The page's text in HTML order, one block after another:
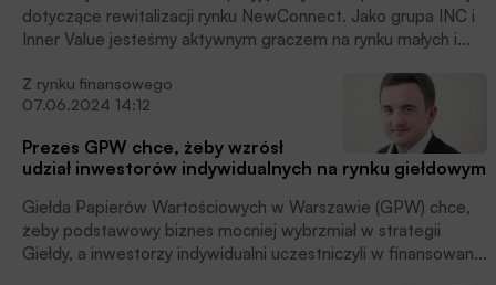
dotyczące rewitalizacji rynku NewConnect. Jako grupa INC i
Inner Value jesteśmy aktywnym graczem na rynku małych i
rynku NewConnect. Widzimy szereg barier, które w ostatnich
latach zniechęcały spółki do debiutu – powiedział Wojciech
Iwaniuk, prezes Inner Value, członek zarządu INC w rozmowie
z ISBnews.TV, podczas 28. Konferencji Wall Street w
Karpaczu.
Z rynku finansowego
07.06.2024 14:12
Prezes GPW chce, żeby wzrósł
udział inwestorów indywidualnych na rynku giełdowym
Giełda Papierów Wartościowych w Warszawie (GPW) chce,
żeby podstawowy biznes mocniej wybrzmiał w strategii
Giełdy, a inwestorzy indywidualni uczestniczyli w finansowaniu